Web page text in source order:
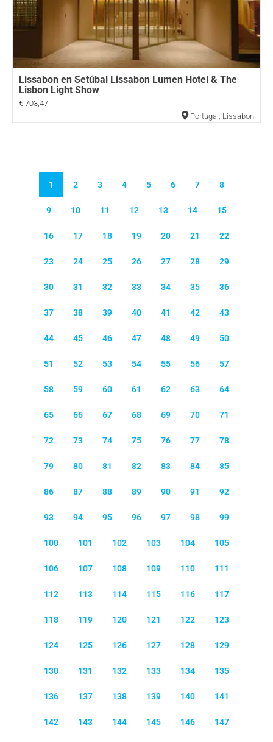
Lissabon en Setúbal Lissabon Lumen Hotel & The
Lisbon Light Show
€ 703,47
Portugal , Lissabon
1 2 3 4 5 6 7 8
9 10 11 12 13 14 15
16 17 18 19 20 21 22
23 24 25 26 27 28 29
30 31 32 33 34 35 36
37 38 39 40 41 42 43
44 45 46 47 48 49 50
51 52 53 54 55 56 57
58 59 60 61 62 63 64
65 66 67 68 69 70 71
72 73 74 75 76 77 78
79 80 81 82 83 84 85
86 87 88 89 90 91 92
93 94 95 96 97 98 99
100 101 102 103 104 105
106 107 108 109 110 111
112 113 114 115 116 117
118 119 120 121 122 123
124 125 126 127 128 129
130 131 132 133 134 135
136 137 138 139 140 141
142 143 144 145 146 147